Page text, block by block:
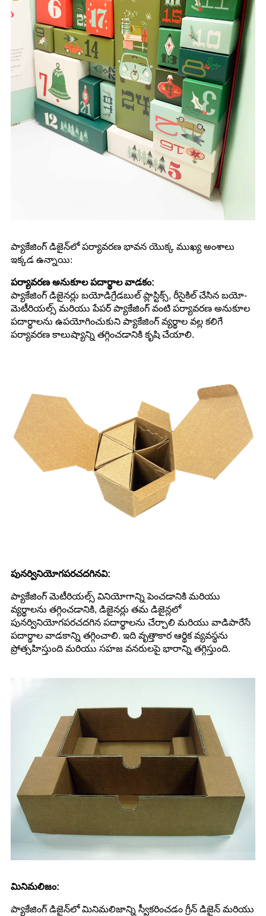
ప్యాకేజింగ్ డిజైన్‌లో పర్యావరణ భావన యొక్క ముఖ్య అంశాలు
ఇక్కడ ఉన్నాయి:
పర్యావరణ అనుకూల పదార్థాల వాడకం:
ప్యాకేజింగ్ డిజైనర్లు బయోడిగ్రేడబుల్ ప్లాస్టిక్స్, రీసైకిల్ చేసిన బయో-
మెటీరియల్స్ మరియు పేపర్ ప్యాకేజింగ్ వంటి పర్యావరణ అనుకూల
పదార్థాలను ఉపయోగించుకుని ప్యాకేజింగ్ వ్యర్థాల వల్ల కలిగే
పర్యావరణ కాలుష్యాన్ని తగ్గించడానికి కృషి చేయాలి.
పునర్వినియోగపరచదగినవి:
ప్యాకేజింగ్ మెటీరియల్స్ వినియోగాన్ని పెంచడానికి మరియు
వ్యర్థాలను తగ్గించడానికి, డిజైనర్లు తమ డిజైన్లలో
పునర్వినియోగపరచదగిన పదార్థాలను చేర్చాలి మరియు వాడిపారేసే
పదార్థాల వాడకాన్ని తగ్గించాలి. ఇది వృత్తాకార ఆర్థిక వ్యవస్థను
ప్రోత్సహిస్తుంది మరియు సహజ వనరులపై భారాన్ని తగ్గిస్తుంది.
మినిమలిజం:
ప్యాకేజింగ్ డిజైన్‌లో మినిమలిజాన్ని స్వీకరించడం గ్రీన్ డిజైన్ మరియు